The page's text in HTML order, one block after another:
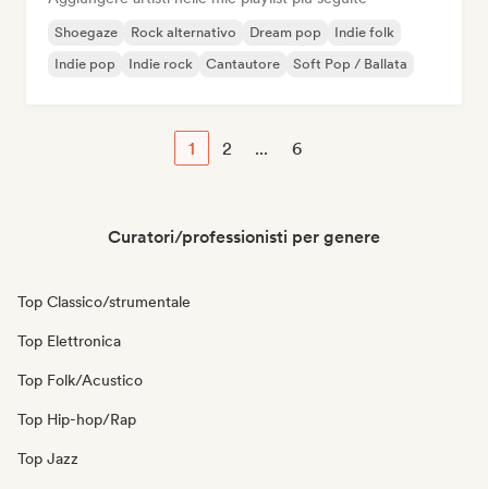
Shoegaze Rock alternativo Dream pop
Indie folk
Indie pop
Indie rock Cantautore Soft Pop / Ballata
1 2 ... 6
Curatori/professionisti per genere
Top Classico/strumentale
Top Elettronica
Top Folk/Acustico
Top Hip-hop/Rap
Top Jazz